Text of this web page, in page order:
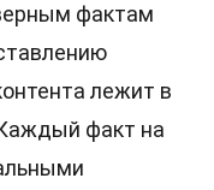
фактам
лежит в
факт на